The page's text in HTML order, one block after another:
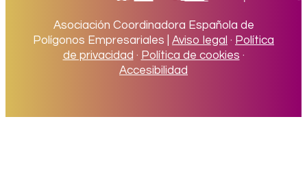
Asociación Coordinadora Española de
Polígonos Empresariales | Aviso legal · Política
de privacidad · Política de cookies ·
Accesibilidad